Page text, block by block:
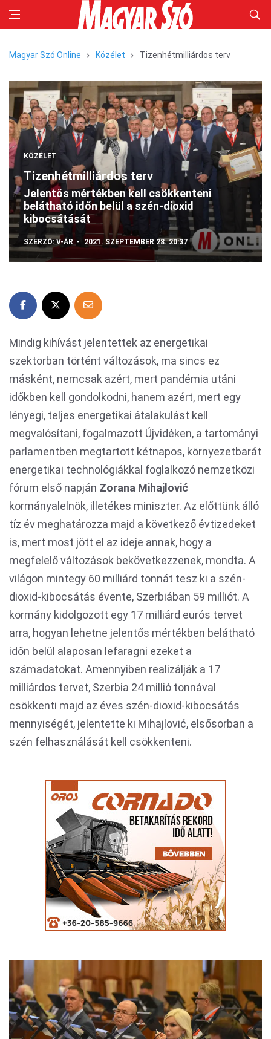
Magyar Szó Online Közélet Tizenhétmilliárdos terv
KÖZÉLET
Tizenhétmilliárdos terv
Jelentős mértékben kell csökkenteni
belátható időn belül a szén-dioxid
kibocsátását
SZERZŐ:V-ÁR 2021. SZEPTEMBER 28. 20:37
Mindig kihívást jelentettek az energetikai
szektorban történt változások, ma sincs ez
másként, nemcsak azért, mert pandémia utáni
időkben kell gondolkodni, hanem azért, mert egy
lényegi, teljes energetikai átalakulást kell
megvalósítani, fogalmazott Újvidéken, a tartományi
parlamentben megtartott kétnapos, környezetbarát
energetikai technológiákkal foglalkozó nemzetközi
fórum első napján Zorana Mihajlović
kormányalelnök, illetékes miniszter. Az előttünk álló
tíz év meghatározza majd a következő évtizedeket
is, mert most jött el az ideje annak, hogy a
megfelelő változások bekövetkezzenek, mondta. A
világon mintegy 60 milliárd tonnát tesz ki a szén-
dioxid-kibocsátás évente, Szerbiában 59 milliót. A
kormány kidolgozott egy 17 milliárd eurós tervet
arra, hogyan lehetne jelentős mértékben belátható
időn belül alaposan lefaragni ezeket a
számadatokat. Amennyiben realizálják a 17
milliárdos tervet, Szerbia 24 millió tonnával
csökkenti majd az éves szén-dioxid-kibocsátás
mennyiségét, jelentette ki Mihajlović, elsősorban a
szén felhasználását kell csökkenteni.